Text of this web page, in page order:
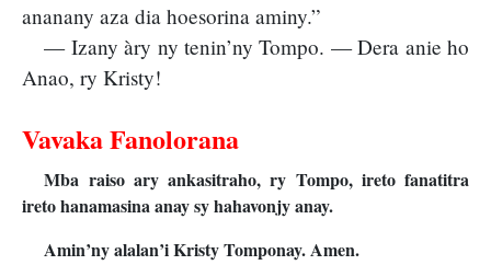
ananany aza dia hoesorina aminy.”
— Izany àry ny tenin’ny Tompo. — Dera anie ho
Anao, ry Kristy!
Vavaka Fanolorana
Mba raiso ary ankasitraho, ry Tompo, ireto fanatitra
ireto hanamasina anay sy hahavonjy anay.
Amin’ny alalan’i Kristy Tomponay. Amen.